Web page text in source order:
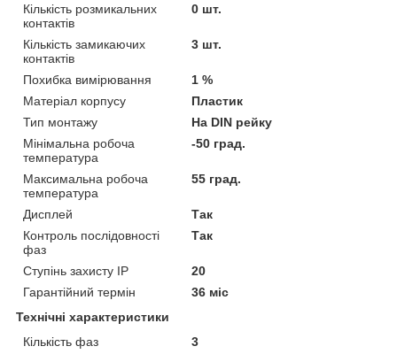
Кількість розмикальних
контактів
0 шт.
Кількість замикаючих
контактів
3 шт.
Похибка вимірювання
1 %
Матеріал корпусу
Пластик
Тип монтажу
На DIN рейку
Мінімальна робоча
температура
-50 град.
Максимальна робоча
температура
55 град.
Дисплей
Так
Контроль послідовності
фаз
Так
Ступінь захисту IP
20
Гарантійний термін
36 міс
Технічні характеристики
Кількість фаз
3